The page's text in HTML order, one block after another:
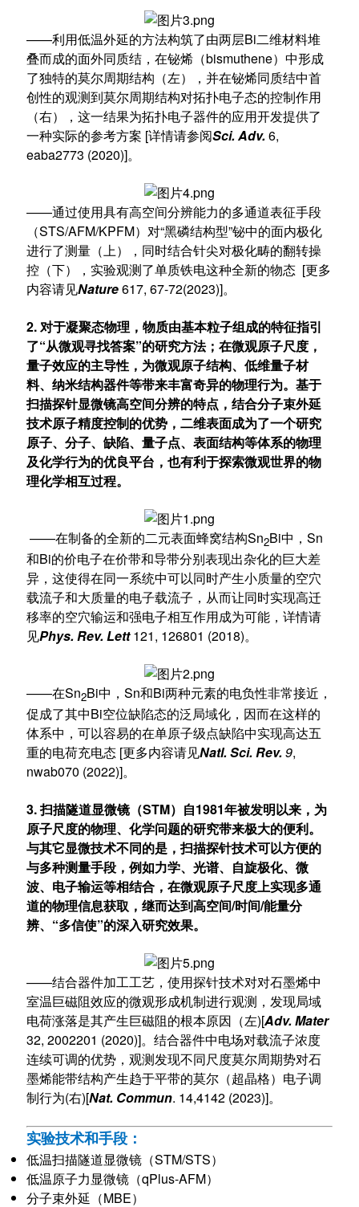
——利用低温外延的方法构筑了由两层Bi二维材料堆
叠而成的面外同质结，在铋烯（bismuthene）中形成
了独特的莫尔周期结构（左），并在铋烯同质结中首
创性的观测到莫尔周期结构对拓扑电子态的控制作用
（右），这一结果为拓扑电子器件的应用开发提供了
一种实际的参考方案 [详情请参阅Sci. Adv.6,
eaba2773 (2020)]。
——通过使用具有高空间分辨能力的多通道表征手段
（STS/AFM/KPFM）对“黑磷结构型”铋中的面内极化
进行了测量（上），同时结合针尖对极化畴的翻转操
控（下），实验观测了单质铁电这种全新的物态 [更多
内容请见Nature617, 67-72(2023)]。
2. 对于凝聚态物理，物质由基本粒子组成的特征指引
了“从微观寻找答案”的研究方法；在微观原子尺度，
量子效应的主导性，为微观原子结构、低维量子材
料、纳米结构器件等带来丰富奇异的物理行为。基于
扫描探针显微镜高空间分辨的特点，结合分子束外延
技术原子精度控制的优势，二维表面成为了一个研究
原子、分子、缺陷、量子点、表面结构等体系的物理
及化学行为的优良平台，也有利于探索微观世界的物
理化学相互过程。
——在制备的全新的二元表面蜂窝结构Sn2Bi中，Sn
和Bi的价电子在价带和导带分别表现出杂化的巨大差
异，这使得在同一系统中可以同时产生小质量的空穴
载流子和大质量的电子载流子，从而让同时实现高迁
移率的空穴输运和强电子相互作用成为可能，详情请
见Phys. Rev. Lett121, 126801 (2018)。
——在Sn2Bi中，Sn和Bi两种元素的电负性非常接近，
促成了其中Bi空位缺陷态的泛局域化，因而在这样的
体系中，可以容易的在单原子级点缺陷中实现高达五
重的电荷充电态 [更多内容请见Natl. Sci. Rev.9,
nwab070 (2022)]。
3. 扫描隧道显微镜（STM）自1981年被发明以来，为
原子尺度的物理、化学问题的研究带来极大的便利。
与其它显微技术不同的是，扫描探针技术可以方便的
与多种测量手段，例如力学、光谱、自旋极化、微
波、电子输运等相结合，在微观原子尺度上实现多通
道的物理信息获取，继而达到高空间/时间/能量分
辨、“多信使”的深入研究效果。
——结合器件加工工艺，使用探针技术对对石墨烯中
室温巨磁阻效应的微观形成机制进行观测，发现局域
电荷涨落是其产生巨磁阻的根本原因（左)[Adv. Mater
32, 2002201 (2020)]。结合器件中电场对载流子浓度
连续可调的优势，观测发现不同尺度莫尔周期势对石
墨烯能带结构产生趋于平带的莫尔（超晶格）电子调
制行为(右)[Nat. Commun. 14,4142 (2023)]。
实验技术和手段：
低温扫描隧道显微镜（STM/STS）
低温原子力显微镜（qPlus-AFM）
分子束外延（MBE）